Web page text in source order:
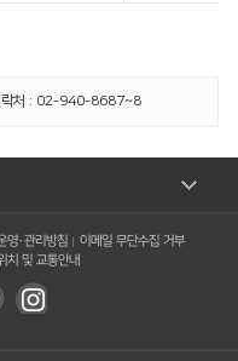
락처 : 02-940-8687~8
영・관리방침
이메일 무단수집 거부
치 및 교통안내